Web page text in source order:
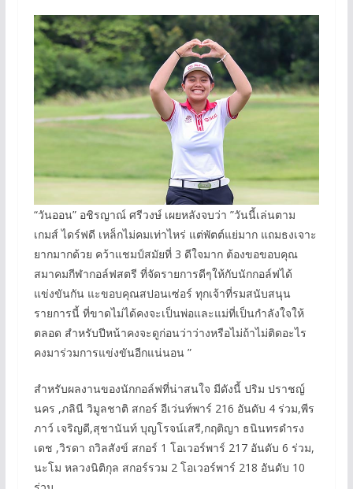
“วันออน” อชิรญาณ์ ศรีวงษ์ เผยหลังจบว่า ”วันนี้เล่นตาม
เกมส์ ไดร์ฟดี เหล็กไม่คมเท่าไหร่ แต่พัตต์แย่มาก แถมธงเจาะ
ยากมากด้วย คว้าแชมป์สมัยที่ 3 ดีใจมาก ต้องขอขอบคุณ
สมาคมกีฬากอล์ฟสตรี ที่จัดรายการดีๆให้กับนักกอล์ฟได้
แข่งขันกัน แะขอบคุณสปอนเซ่อร์ ทุกเจ้าที่รมสนับสนุน
รายการนี้ ที่ขาดไม่ได้คงจะเป็นพ่อและแม่ที่เป็นกำลังใจให้
ตลอด สำหรับปีหน้าคงจะดูก่อนว่าว่างหรือไม่ถ้าไม่ติดอะไร
คงมาร่วมการแข่งขันอีกแน่นอน ”
สำหรับผลงานของนักกอล์ฟที่น่าสนใจ มีดังนี้ ปริม ปราชญ์
นคร ,ภลินี วิมูลชาติ สกอร์ อีเว่นท์พาร์ 216 อันดับ 4 ร่วม,พีร
ภาว์ เจริญดี,สุชานันท์ บุญโรจน์เสรี,กฤติญา ธนินทรดำรง
เดช ,วิรดา ถวิลสังข์ สกอร์ 1 โอเวอร์พาร์ 217 อันดับ 6 ร่วม,
นะโม หลวงนิติกุล สกอร์รวม 2 โอเวอร์พาร์ 218 อันดับ 10